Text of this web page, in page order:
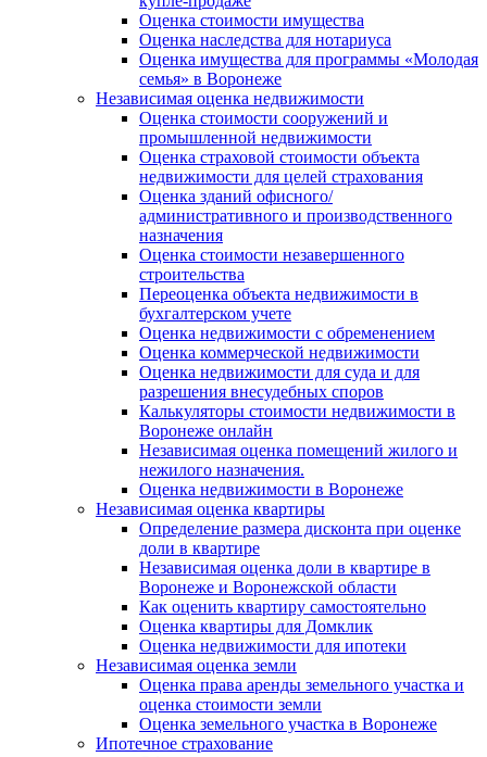
Оценка стоимости имущества
Оценка наследства для нотариуса
Оценка имущества для программы «Молодая
семья» в Воронеже
Независимая оценка недвижимости
Оценка стоимости сооружений и
промышленной недвижимости
Оценка страховой стоимости объекта
недвижимости для целей страхования
Оценка зданий офисного/
административного и производственного
назначения
Оценка стоимости незавершенного
строительства
Переоценка объекта недвижимости в
бухгалтерском учете
Оценка недвижимости с обременением
Оценка коммерческой недвижимости
Оценка недвижимости для суда и для
разрешения внесудебных споров
Калькуляторы стоимости недвижимости в
Воронеже онлайн
Независимая оценка помещений жилого и
нежилого назначения.
Оценка недвижимости в Воронеже
Независимая оценка квартиры
Определение размера дисконта при оценке
доли в квартире
Независимая оценка доли в квартире в
Воронеже и Воронежской области
Как оценить квартиру самостоятельно
Оценка квартиры для Домклик
Оценка недвижимости для ипотеки
Независимая оценка земли
Оценка права аренды земельного участка и
оценка стоимости земли
Оценка земельного участка в Воронеже
Ипотечное страхование